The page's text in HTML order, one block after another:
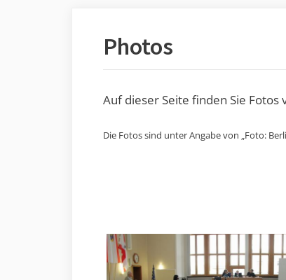
Photos
Auf dieser Seite finden Sie
Die Fotos sind unter Angabe von „Foto: